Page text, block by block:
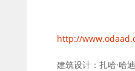
http://
建筑设计：扎哈·哈